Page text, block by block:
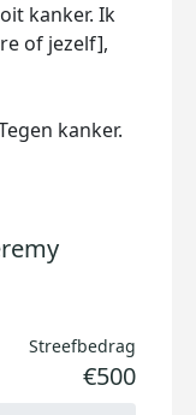
kanker. Ik
of jezelf],
kanker.
Streefbedrag
€500